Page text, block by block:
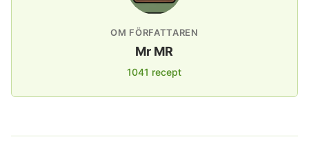
OM FÖRFATTAREN
Mr MR
1041 recept